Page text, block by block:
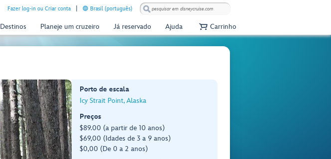
Fazer log-in ou Criar conta Brasil (português)
Destinos Planeje um cruzeiro Já reservado Ajuda Carrinho
Porto de escala
Icy Strait Point, Alaska
Preços
$89.00 (a partir de 10 anos)
$69,00 (Idades de 3 a 9 anos)
$0,00 (De 0 a 2 anos)